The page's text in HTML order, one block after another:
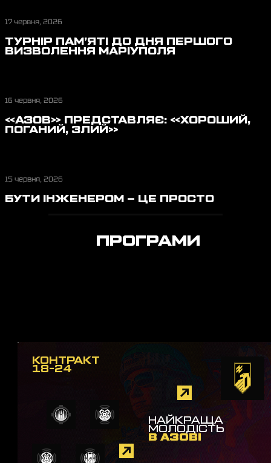
17 червня, 2026
ТУРНІР ПАМ’ЯТІ ДО ДНЯ ПЕРШОГО
ВИЗВОЛЕННЯ МАРІУПОЛЯ
16 червня, 2026
«АЗОВ» ПРЕДСТАВЛЯЄ: «ХОРОШИЙ,
ПОГАНИЙ, ЗЛИЙ»
15 червня, 2026
БУТИ ІНЖЕНЕРОМ – ЦЕ ПРОСТО
ПРОГРАМИ
КОНТРАКТ
18-24
НАЙКРАЩА
МОЛОДІСТЬ
В АЗОВІ